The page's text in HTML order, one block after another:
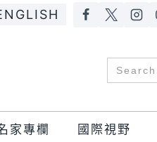
Search
for:
家專欄 國際視野